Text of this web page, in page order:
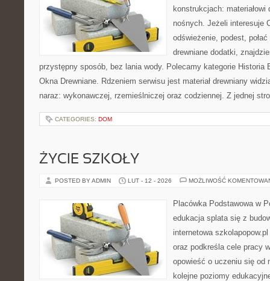
konstrukcjach:
nośnych. Jeżeli interesuje
odświeżenie, podest,
drewniane dodatki,
przystępny sposób, bez lania wody. Polecamy kategorie Historia
Okna Drewniane. Rdzeniem serwisu jest materiał drewniany
naraz: wykonawczej, rzemieślniczej oraz codziennej. Z jednej
CATEGORIES: DOM
ŻYCIE SZKOŁY
POSTED BY ADMIN LUT - 12 - 2026 MOŻLIWOŚĆ
Placówka Podstawowa w
edukacja splata się z
internetowa
oraz podkreśla cele pracy
opowieść o uczeniu się od
kolejne poziomy